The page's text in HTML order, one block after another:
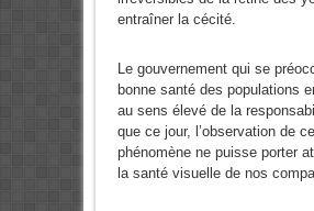
entraîner la cécité.
Le gouvernement qui se
bonne santé des populations
au sens élevé de la
que ce jour, l’observation de ce
phénomène ne puisse porter
la santé visuelle de nos